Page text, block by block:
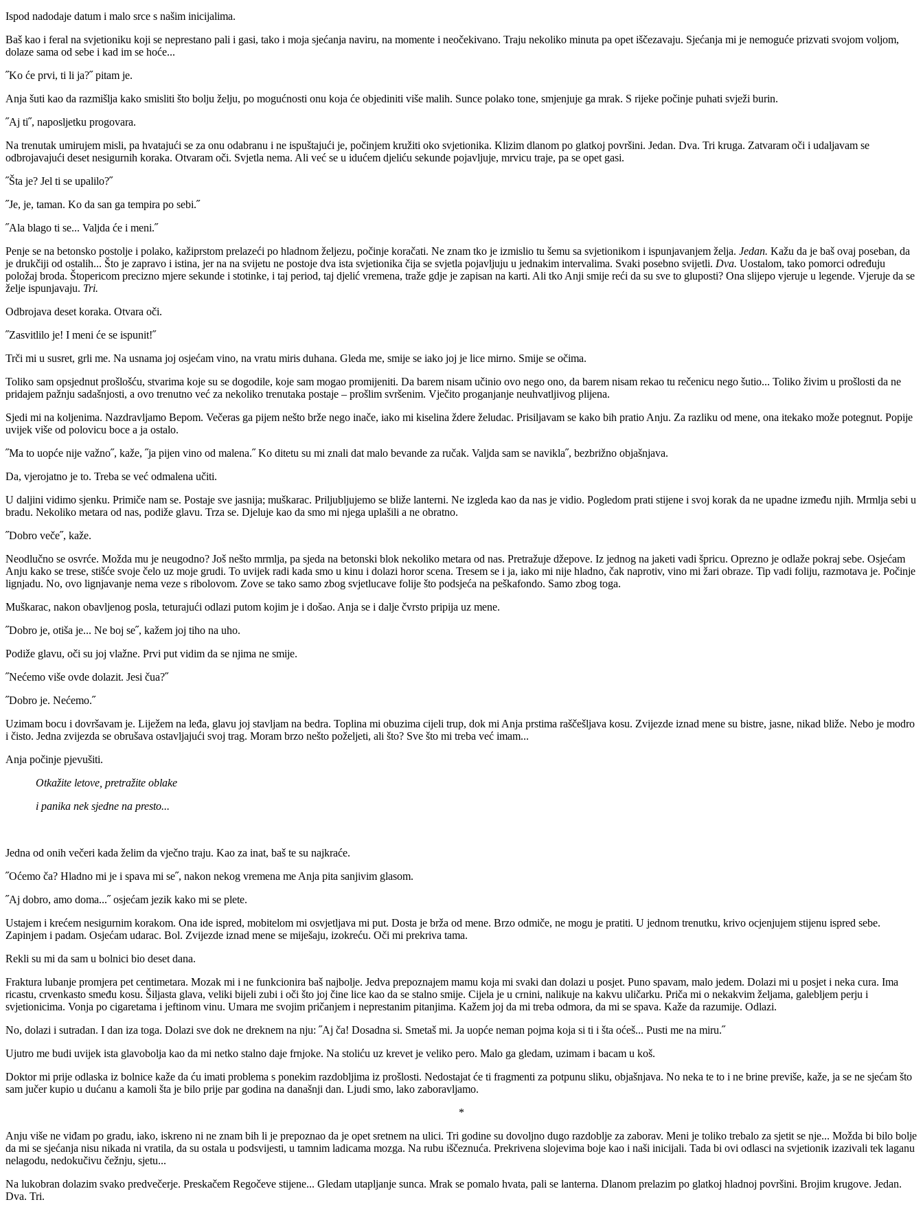
Ispod nadodaje datum i malo srce s našim inicijalima.
Baš kao i feral na svjetioniku koji se neprestano pali i gasi, tako i moja sjećanja naviru, na momente i neočekivano. Traju nekoliko minuta pa opet iščezavaju. Sjećanja mi je nemoguće prizvati svojom voljom,
dolaze sama od sebe i kad im se hoće...
˝Ko će prvi, ti li ja?˝ pitam je.
Anja šuti kao da razmišlja kako smisliti što bolju želju, po mogućnosti onu koja će objediniti više malih. Sunce polako tone, smjenjuje ga mrak. S rijeke počinje puhati svježi burin.
˝Aj ti˝, naposljetku progovara.
Na trenutak umirujem misli, pa hvatajući se za onu odabranu i ne ispuštajući je, počinjem kružiti oko svjetionika. Klizim dlanom po glatkoj površini. Jedan. Dva. Tri kruga. Zatvaram oči i udaljavam se
odbrojavajući deset nesigurnih koraka. Otvaram oči. Svjetla nema. Ali već se u idućem djeliću sekunde pojavljuje, mrvicu traje, pa se opet gasi.
˝Šta je? Jel ti se upalilo?˝
˝Je, je, taman. Ko da san ga tempira po sebi.˝
˝Ala blago ti se... Valjda će i meni.˝
Penje se na betonsko postolje i polako, kažiprstom prelazeći po hladnom željezu, počinje koračati. Ne znam tko je izmislio tu šemu sa svjetionikom i ispunjavanjem želja. Jedan. Kažu da je baš ovaj poseban, da
je drukčiji od ostalih... Što je zapravo i istina, jer na na svijetu ne postoje dva ista svjetionika čija se svjetla pojavljuju u jednakim intervalima. Svaki posebno svijetli. Dva. Uostalom, tako pomorci određuju
položaj broda. Štopericom precizno mjere sekunde i stotinke, i taj period, taj djelić vremena, traže gdje je zapisan na karti. Ali tko Anji smije reći da su sve to gluposti? Ona slijepo vjeruje u legende. Vjeruje da se
želje ispunjavaju. Tri.
Odbrojava deset koraka. Otvara oči.
˝Zasvitlilo je! I meni će se ispunit!˝
Trči mi u susret, grli me. Na usnama joj osjećam vino, na vratu miris duhana. Gleda me, smije se iako joj je lice mirno. Smije se očima.
Toliko sam opsjednut prošlošću, stvarima koje su se dogodile, koje sam mogao promijeniti. Da barem nisam učinio ovo nego ono, da barem nisam rekao tu rečenicu nego šutio... Toliko živim u prošlosti da ne
pridajem pažnju sadašnjosti, a ovo trenutno već za nekoliko trenutaka postaje – prošlim svršenim. Vječito proganjanje neuhvatljivog plijena.
Sjedi mi na koljenima. Nazdravljamo Bepom. Večeras ga pijem nešto brže nego inače, iako mi kiselina ždere želudac. Prisiljavam se kako bih pratio Anju. Za razliku od mene, ona itekako može potegnut. Popije
uvijek više od polovicu boce a ja ostalo.
˝Ma to uopće nije važno˝, kaže, ˝ja pijen vino od malena.˝ Ko ditetu su mi znali dat malo bevande za ručak. Valjda sam se navikla˝, bezbrižno objašnjava.
Da, vjerojatno je to. Treba se već odmalena učiti.
U daljini vidimo sjenku. Primiče nam se. Postaje sve jasnija; muškarac. Priljubljujemo se bliže lanterni. Ne izgleda kao da nas je vidio. Pogledom prati stijene i svoj korak da ne upadne između njih. Mrmlja sebi u
bradu. Nekoliko metara od nas, podiže glavu. Trza se. Djeluje kao da smo mi njega uplašili a ne obratno.
˝Dobro veče˝, kaže.
Neodlučno se osvrće. Možda mu je neugodno? Još nešto mrmlja, pa sjeda na betonski blok nekoliko metara od nas. Pretražuje džepove. Iz jednog na jaketi vadi špricu. Oprezno je odlaže pokraj sebe. Osjećam
Anju kako se trese, stišće svoje čelo uz moje grudi. To uvijek radi kada smo u kinu i dolazi horor scena. Tresem se i ja, iako mi nije hladno, čak naprotiv, vino mi žari obraze. Tip vadi foliju, razmotava je. Počinje
lignjadu. No, ovo lignjavanje nema veze s ribolovom. Zove se tako samo zbog svjetlucave folije što podsjeća na peškafondo. Samo zbog toga.
Muškarac, nakon obavljenog posla, teturajući odlazi putom kojim je i došao. Anja se i dalje čvrsto pripija uz mene.
˝Dobro je, otiša je... Ne boj se˝, kažem joj tiho na uho.
Podiže glavu, oči su joj vlažne. Prvi put vidim da se njima ne smije.
˝Nećemo više ovde dolazit. Jesi čua?˝
˝Dobro je. Nećemo.˝
Uzimam bocu i dovršavam je. Liježem na leđa, glavu joj stavljam na bedra. Toplina mi obuzima cijeli trup, dok mi Anja prstima raščešljava kosu. Zvijezde iznad mene su bistre, jasne, nikad bliže. Nebo je modro
i čisto. Jedna zvijezda se obrušava ostavljajući svoj trag. Moram brzo nešto poželjeti, ali što? Sve što mi treba već imam...
Anja počinje pjevušiti.
Otkažite letove, pretražite oblake
i panika nek sjedne na presto...
Jedna od onih večeri kada želim da vječno traju. Kao za inat, baš te su najkraće.
˝Oćemo ča? Hladno mi je i spava mi se˝, nakon nekog vremena me Anja pita sanjivim glasom.
˝Aj dobro, amo doma...˝ osjećam jezik kako mi se plete.
Ustajem i krećem nesigurnim korakom. Ona ide ispred, mobitelom mi osvjetljava mi put. Dosta je brža od mene. Brzo odmiče, ne mogu je pratiti. U jednom trenutku, krivo ocjenjujem stijenu ispred sebe.
Zapinjem i padam. Osjećam udarac. Bol. Zvijezde iznad mene se miješaju, izokreću. Oči mi prekriva tama.
Rekli su mi da sam u bolnici bio deset dana.
Fraktura lubanje promjera pet centimetara. Mozak mi i ne funkcionira baš najbolje. Jedva prepoznajem mamu koja mi svaki dan dolazi u posjet. Puno spavam, malo jedem. Dolazi mi u posjet i neka cura. Ima
ricastu, crvenkasto smeđu kosu. Šiljasta glava, veliki bijeli zubi i oči što joj čine lice kao da se stalno smije. Cijela je u crnini, nalikuje na kakvu uličarku. Priča mi o nekakvim željama, galebljem perju i
svjetionicima. Vonja po cigaretama i jeftinom vinu. Umara me svojim pričanjem i neprestanim pitanjima. Kažem joj da mi treba odmora, da mi se spava. Kaže da razumije. Odlazi.
No, dolazi i sutradan. I dan iza toga. Dolazi sve dok ne dreknem na nju: ˝Aj ča! Dosadna si. Smetaš mi. Ja uopće neman pojma koja si ti i šta oćeš... Pusti me na miru.˝
Ujutro me budi uvijek ista glavobolja kao da mi netko stalno daje frnjoke. Na stoliću uz krevet je veliko pero. Malo ga gledam, uzimam i bacam u koš.
Doktor mi prije odlaska iz bolnice kaže da ću imati problema s ponekim razdobljima iz prošlosti. Nedostajat će ti fragmenti za potpunu sliku, objašnjava. No neka te to i ne brine previše, kaže, ja se ne sjećam što
sam jučer kupio u dućanu a kamoli šta je bilo prije par godina na današnji dan. Ljudi smo, lako zaboravljamo.
*
Anju više ne viđam po gradu, iako, iskreno ni ne znam bih li je prepoznao da je opet sretnem na ulici. Tri godine su dovoljno dugo razdoblje za zaborav. Meni je toliko trebalo za sjetit se nje... Možda bi bilo bolje
da mi se sjećanja nisu nikada ni vratila, da su ostala u podsvijesti, u tamnim ladicama mozga. Na rubu iščeznuća. Prekrivena slojevima boje kao i naši inicijali. Tada bi ovi odlasci na svjetionik izazivali tek laganu
nelagodu, nedokučivu čežnju, sjetu...
Na lukobran dolazim svako predvečerje. Preskačem Regočeve stijene... Gledam utapljanje sunca. Mrak se pomalo hvata, pali se lanterna. Dlanom prelazim po glatkoj hladnoj površini. Brojim krugove. Jedan.
Dva. Tri.